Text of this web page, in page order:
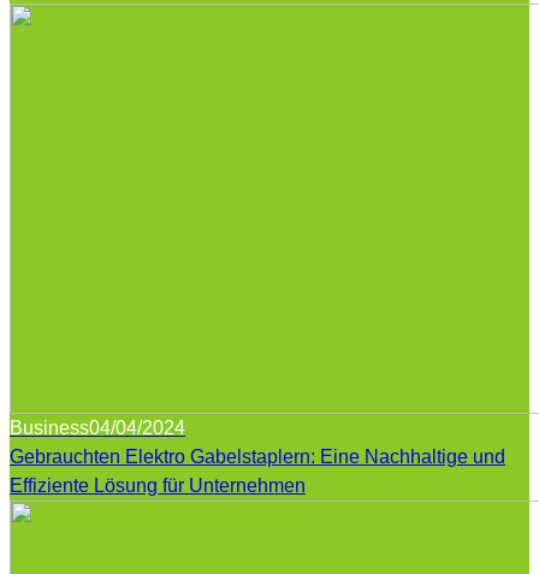
Business04/04/2024
Gebrauchten Elektro Gabelstaplern: Eine Nachhaltige und
Effiziente Lösung für Unternehmen